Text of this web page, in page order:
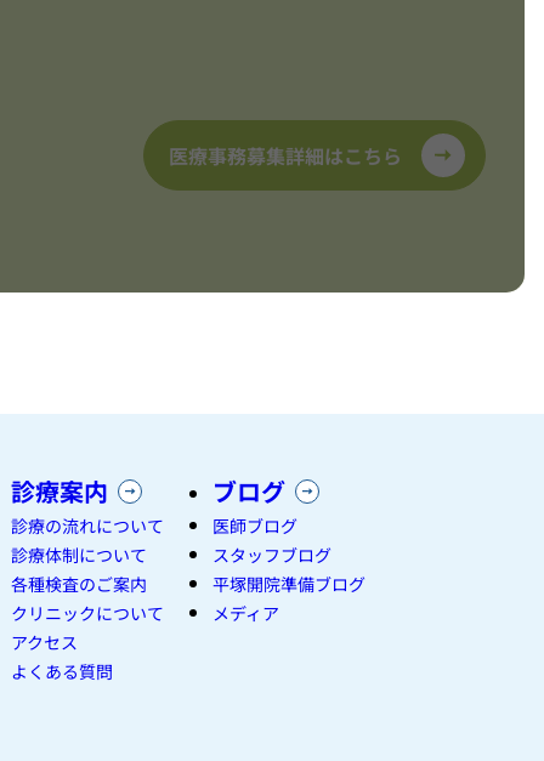
医療事務募集詳細はこちら
診療案内
診療の流れについて
診療体制について
各種検査のご案内
クリニックについて
アクセス
よくある質問
ブログ
医師ブログ
スタッフブログ
平塚開院準備ブログ
メディア